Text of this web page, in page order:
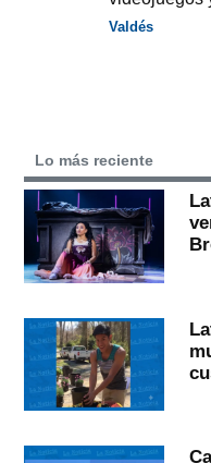
Valdés
Lo más reciente